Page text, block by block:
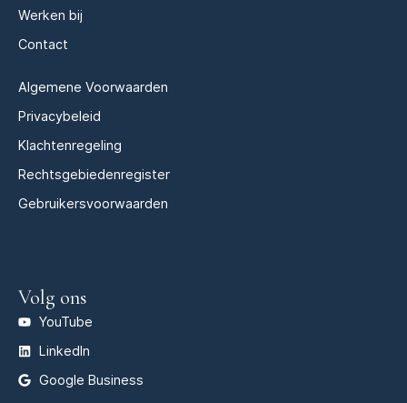
Werken bij
Contact
Algemene Voorwaarden
Privacybeleid
Klachtenregeling
Rechtsgebiedenregister
Gebruikersvoorwaarden
Volg ons
YouTube
LinkedIn
Google Business